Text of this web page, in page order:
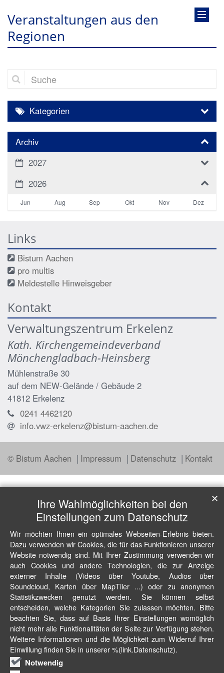
Veranstaltungen aus den
Regionen
Suche
Kategorien
Archiv
2027
2026
Jun Aug Sep Okt Nov Dez
Links
Bistum Aachen
pro multis
Meldestelle Hinweisgeber
Kontakt
Verwaltungszentrum Erkelenz
Kath. Kirchengemeindeverband
Mönchengladbach-Heinsberg
Mühlenstraße 30
auf dem NEW-Gelände / Gebäude 2
41812 Erkelenz
0241 4462120
info.vwz-erkelenz@bistum-aachen.de
© Bistum Aachen Impressum Datenschutz Kontakt
Ihre Wahlmöglichkeiten bei den
Einstellungen zum Datenschutz
Wir möchten Ihnen ein optimales Webseiten-Erlebnis bieten.
Dazu verwenden wir Cookies, die für das Funktionieren unserer
Website notwendig sind. Mit Ihrer Zustimmung verwenden wir
auch Cookies und andere Technologien, die zur Anzeige
externer Inhalte (Videos über Youtube, Audios über
Soundcloud, Karten über MapTiler ...) oder zu anonymen
Statistikzwecken genutzt werden. Sie können selbst
entscheiden, welche Kategorien Sie zulassen möchten. Bitte
beachten Sie, dass auf Basis Ihrer Einstellungen womöglich
nicht mehr alle Funktionalitäten der Seite zur Verfügung stehen.
Weitere Informationen und die Möglichkeit zum Widerruf Ihrer
Einwillung finden Sie in unserer %(link.Datenschutz).
Notwendig
✕